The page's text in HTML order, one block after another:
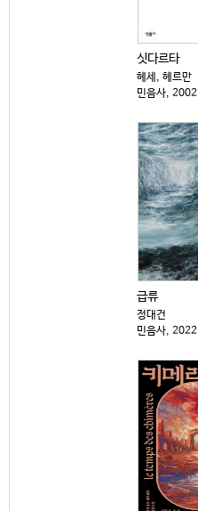
싯다르타
헤세, 헤르만
민음사, 2002
급류
정대건
민음사, 2022